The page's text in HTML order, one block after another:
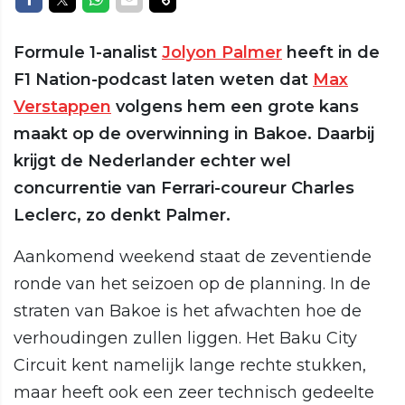
Formule 1-analist Jolyon Palmer heeft in de
F1 Nation-podcast laten weten dat Max
Verstappen volgens hem een grote kans
maakt op de overwinning in Bakoe. Daarbij
krijgt de Nederlander echter wel
concurrentie van Ferrari-coureur Charles
Leclerc, zo denkt Palmer.
Aankomend weekend staat de zeventiende
ronde van het seizoen op de planning. In de
straten van Bakoe is het afwachten hoe de
verhoudingen zullen liggen. Het Baku City
Circuit kent namelijk lange rechte stukken,
maar heeft ook een zeer technisch gedeelte